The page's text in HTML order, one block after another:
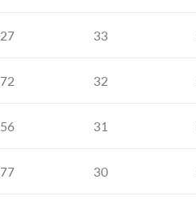
33
32
31
30